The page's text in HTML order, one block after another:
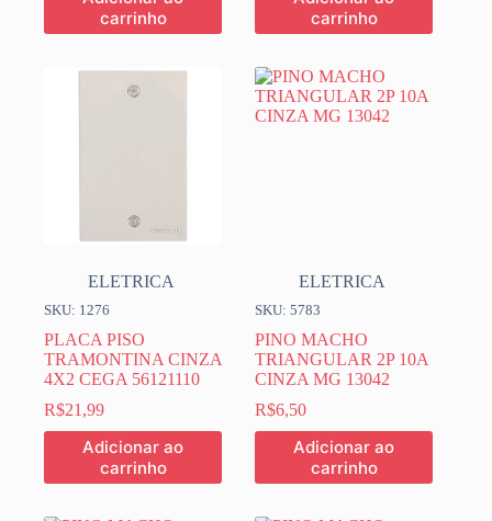
carrinho
carrinho
ELETRICA
SKU: 1276
PLACA PISO
TRAMONTINA CINZA
4X2 CEGA 56121110
R$21,99
Adicionar ao
carrinho
ELETRICA
SKU: 5783
PINO MACHO
TRIANGULAR 2P 10A
CINZA MG 13042
R$6,50
Adicionar ao
carrinho